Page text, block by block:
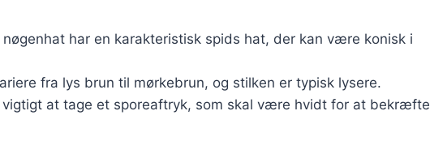
nøgenhat har en karakteristisk spids hat, der kan være konisk i
fra lys brun til mørkebrun, og stilken er typisk lysere.
vigtigt at tage et sporeaftryk, som skal være hvidt for at bekræfte